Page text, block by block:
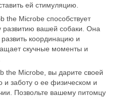
ей стимуляцию.
the Microbe способствует
развитию вашей собаки. Она
координацию и
скучные моменты и
the Microbe, вы дарите своей
и заботу о ее физическом и
Позвольте вашему питомцу